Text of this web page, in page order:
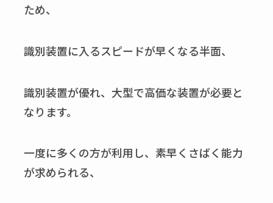
ため、
識別装置に入るスピードが早くなる半面、
識別装置が優れ、大型で高価な装置が必要と
なります。
一度に多くの方が利用し、素早くさばく能力
が求められる、